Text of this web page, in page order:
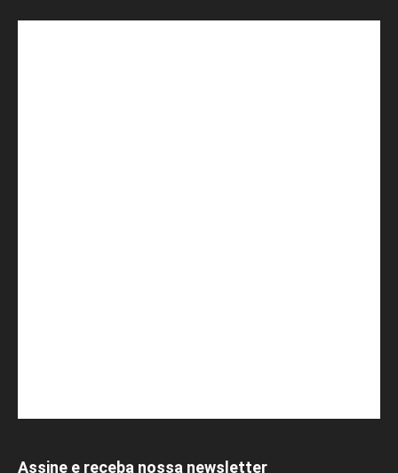
Assine e receba nossa newsletter